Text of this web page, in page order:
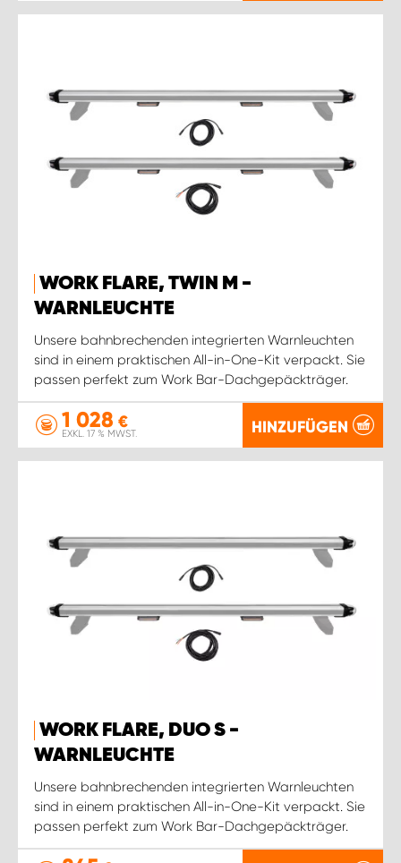
WORK FLARE, TWIN M -
WARNLEUCHTE
Unsere bahnbrechenden integrierten Warnleuchten
sind in einem praktischen All-in-One-Kit verpackt. Sie
passen perfekt zum Work Bar-Dachgepäckträger.
1 028 €
EXKL. 17 % MWST. HINZUFÜGEN
WORK FLARE, DUO S -
WARNLEUCHTE
Unsere bahnbrechenden integrierten Warnleuchten
sind in einem praktischen All-in-One-Kit verpackt. Sie
passen perfekt zum Work Bar-Dachgepäckträger.